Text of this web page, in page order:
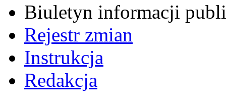
Biuletyn informacji
Rejestr zmian
Instrukcja
Redakcja